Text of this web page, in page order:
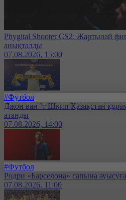
Phygital Shooter CS2: Жартылай
анықталды
07.08.2026, 15:00
#Футбол
Джон ван ’т Шкип Қазақстан
атанды
07.08.2026, 14:00
#Футбол
Родри «Барселона» сапына
07.08.2026, 11:00